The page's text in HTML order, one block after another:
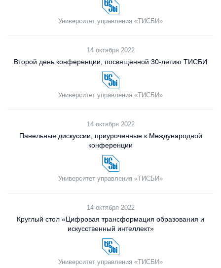
Университет управления «ТИСБИ»
14 октября 2022
Второй день конференции, посвященной 30-летию ТИСБИ
Университет управления «ТИСБИ»
14 октября 2022
Панельные дискуссии, приуроченные к Международной
конференции
Университет управления «ТИСБИ»
14 октября 2022
Круглый стол «Цифровая трансформация образования и
искусственный интеллект»
Университет управления «ТИСБИ»